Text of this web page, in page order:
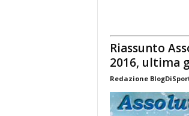
Riassunto
2016, ultima
Redazione